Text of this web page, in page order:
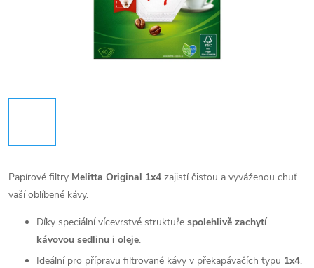
Papírové filtry Melitta Original 1x4 zajistí čistou a vyváženou chuť
vaší oblíbené kávy.
Díky speciální vícevrstvé struktuře spolehlivě zachytí
kávovou sedlinu i oleje.
Ideální pro přípravu filtrované kávy v překapávačích typu 1x4.